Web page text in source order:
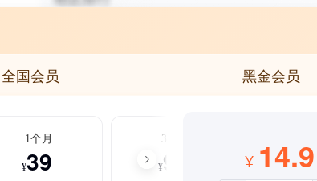
全国会员 黑金会员
1个月
¥39
3个月
¥99 ¥ 14.9